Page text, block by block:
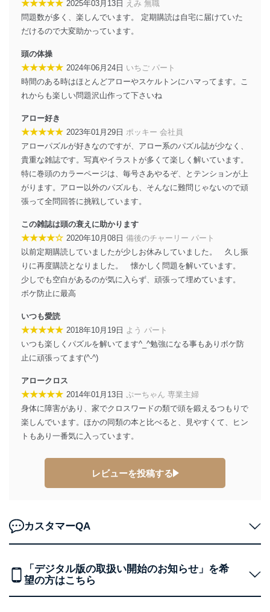
法令遵守
当社は、個人情報に関連する法令、国が定める指針及び
に、これらの法令及びその他の規範を常に適合させま
す。
個人情報の安全管理措置
当社は、個人情報の正確性及び安全性を確保するため
に、下記セキュリティ対策をはじめとする安全対策を実
施し、個人情報の漏えい、滅失またはき損の防止及び是
正に努めます。
アクセス制御
個人データを取り扱うことのできる機器及び当該
機器を取り扱う従業者を明確化し、 個人データへ
の不要なアクセスを防止しています。
アクセス者の識別と認証
機器に標準装備されているユーザー制御機能（ユ
ーザーアカウント制御）により、個人情報データ
ベース等を取り扱う情報システムを使用する従業
者を識別・認証しています。
外部からの不正アクセス等の防止
システムを最新の状態に保持しています。
個人データを取り扱う機器等にセキュリティ対策
ソフトウェア等を導入し、自動更新 機能等の活用
により、これを最新状態としています。
メール等により個人データの含まれるファイルを
送信する場合に、当該ファイルへのパスワードを
設定しています。
個人情報保護マネジメントシステムの継続的改善
じて、個人情報保護マネジメントシステムを継続的に改
善し、常に最良の状態を維持します。
ステムに関するご相談及び苦情については以下までご連
株式会社富士山マガジンサービス 個人情報問い合わせ
係
TEL：0570-200-223
★★★★★ 2025年03月13日 えみ 無職
問題数が多く、楽しんでいます。 定期購読は自宅に届けていた
だけるので大変助かっています。
頭の体操
★★★★★ 2024年06月24日 いちご パート
時間のある時はほとんどアローやスケルトンにハマってます。こ
れからも楽しい問題沢山作って下さいね
アロー好き
★★★★★ 2023年01月29日 ポッキー 会社員
アローパズルが好きなのですが、アロー系のパズル誌が少なく、
貴重な雑誌です。写真やイラストが多くて楽しく解いています。
特に巻頭のカラーページは、毎号さあやるぞ、とテンションが上
がります。アロー以外のパズルも、そんなに難問じゃないので頑
張って全問回答に挑戦しています。
この雑誌は頭の衰えに助かります
★★★★☆ 2020年10月08日 備後のチャーリー パート
以前定期購読していましたが少しお休みしていました。 久し振
りに再度購読となりました。 懐かしく問題を解いています。
少しでも空白があるのが気に入らず、頑張って埋めています。
ボケ防止に最高
いつも愛読
★★★★★ 2018年10月19日 よう パート
いつも楽しくパズルを解いてます^_^勉強になる事もありボケ防
止に頑張ってます(^-^)
アロークロス
★★★★★ 2014年01月13日 ぷーちゃん 専業主婦
身体に障害があり、家でクロスワードの類で頭を鍛えるつもりで
楽しんでいます。ほかの同類の本と比べると、見やすくて、ヒン
トもあり一番気に入っています。
レビューを投稿する
カスタマーQA
「デジタル版の取扱い開始のお知らせ」を希
望の方はこちら